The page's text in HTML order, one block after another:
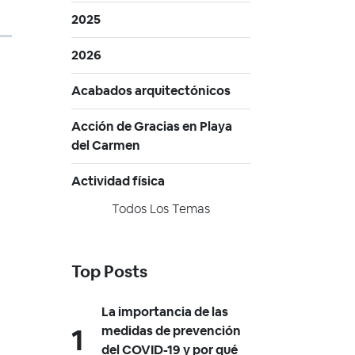
2025
2026
Acabados arquitectónicos
Acción de Gracias en Playa
del Carmen
Actividad física
Todos Los Temas
Top Posts
La importancia de las
medidas de prevención
del COVID-19 y por qué